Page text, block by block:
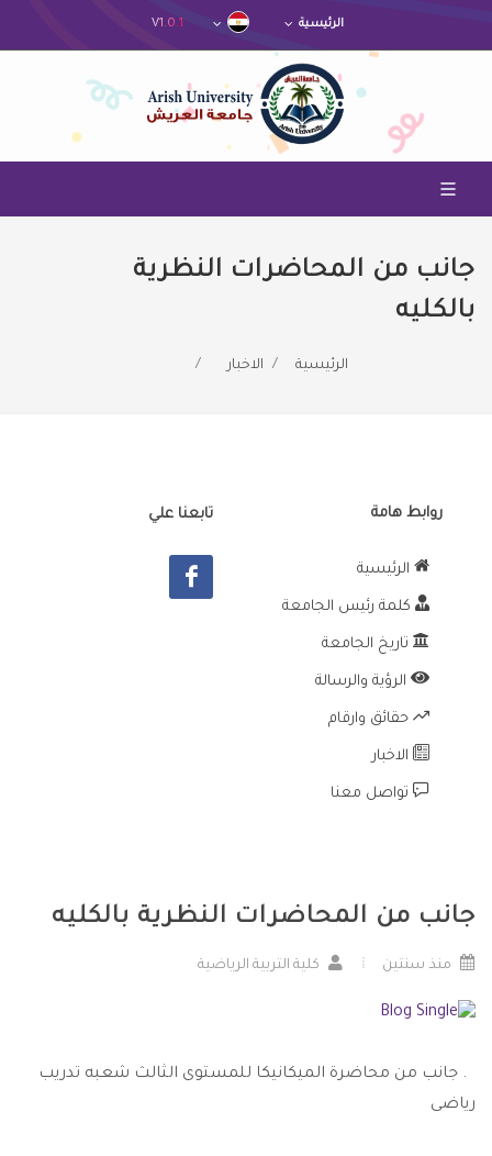
الرئيسية V1.0.1
جانب من المحاضرات النظرية
بالكليه
الرئيسية الاخبار
روابط هامة
الرئيسية
كلمة رئيس الجامعة
تاريخ الجامعة
الرؤية والرسالة
حقائق وارقام
الاخبار
تواصل معنا
تابعنا علي
جانب من المحاضرات النظرية بالكليه
منذ سنتين كلية التربية الرياضية
. جانب من محاضرة الميكانيكا للمستوى الثالث شعبه تدريب
رياضى